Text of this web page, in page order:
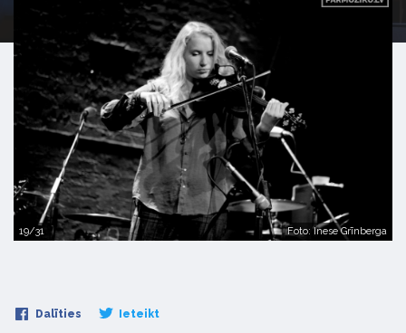
19/31 Foto: Inese Grīnberga
Dalīties Ieteikt